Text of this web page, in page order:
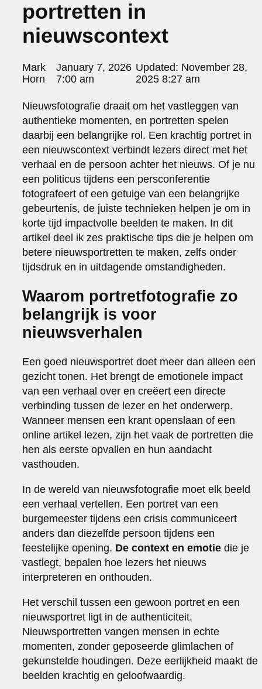
portraits 2
portraits 3
fd gazellen 2014
het zuiderlicht
thomas van luyn
parool christmas special
editorial
travel
commercial
fashion
contact
info@markhorn.nl
+31650600601
about
portretten in
nieuwscontext
Posted
by:
Mark
Horn
January 7, 2026
7:00 am
Updated: November 28,
2025 8:27 am
Nieuwsfotografie draait om het vastleggen van
authentieke momenten, en portretten spelen
daarbij een belangrijke rol. Een krachtig portret in
een nieuwscontext verbindt lezers direct met het
verhaal en de persoon achter het nieuws. Of je nu
een politicus tijdens een persconferentie
fotografeert of een getuige van een belangrijke
gebeurtenis, de juiste technieken helpen je om in
korte tijd impactvolle beelden te maken. In dit
artikel deel ik zes praktische tips die je helpen om
betere nieuwsportretten te maken, zelfs onder
tijdsdruk en in uitdagende omstandigheden.
Waarom portretfotografie zo
belangrijk is voor
nieuwsverhalen
Een goed nieuwsportret doet meer dan alleen een
gezicht tonen. Het brengt de emotionele impact
van een verhaal over en creëert een directe
verbinding tussen de lezer en het onderwerp.
Wanneer mensen een krant openslaan of een
online artikel lezen, zijn het vaak de portretten die
hen als eerste opvallen en hun aandacht
vasthouden.
In de wereld van nieuwsfotografie moet elk beeld
een verhaal vertellen. Een portret van een
burgemeester tijdens een crisis communiceert
anders dan diezelfde persoon tijdens een
feestelijke opening. De context en emotie die je
vastlegt, bepalen hoe lezers het nieuws
interpreteren en onthouden.
Het verschil tussen een gewoon portret en een
nieuwsportret ligt in de authenticiteit.
Nieuwsportretten vangen mensen in echte
momenten, zonder geposeerde glimlachen of
gekunstelde houdingen. Deze eerlijkheid maakt de
beelden krachtig en geloofwaardig.